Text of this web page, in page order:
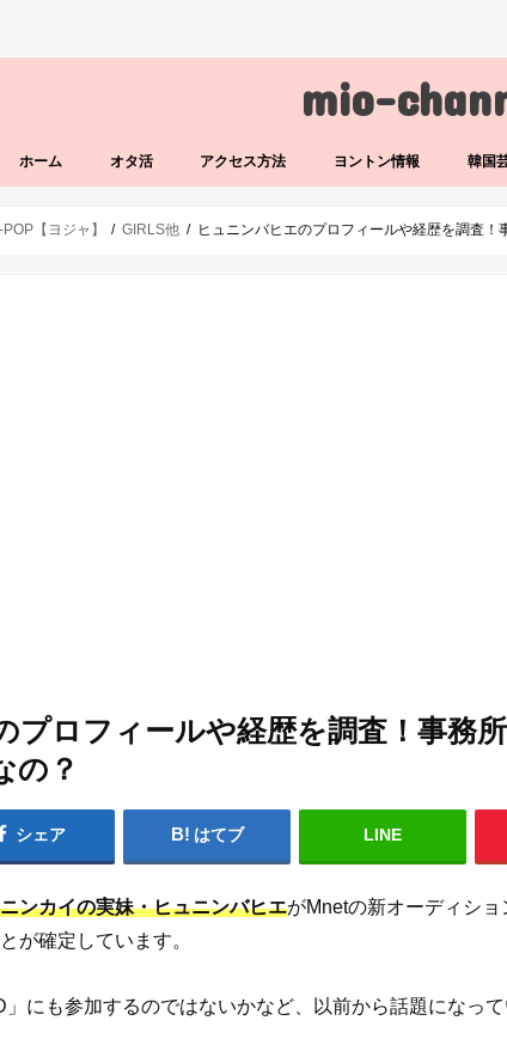
mio-
ホーム オタ活 アクセス方法 ヨントン情報 韓国
POP【ヨジャ】 GIRLS他 ヒュニンバヒエのプロフィールや経歴を調査！
プロフィールや経歴を調査！事務
の？
シェア はてブ LINE
ンカイの実妹・ヒュニンバヒエがMnetの新オーディショ
が確定しています。
」にも参加するのではないかなど、以前から話題になっ